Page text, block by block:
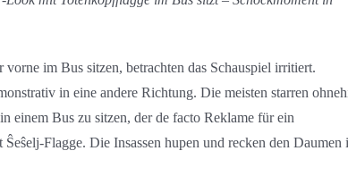
im Bus sitzen, betrachten das Schauspiel irritiert.
in eine andere Richtung. Die meisten starren
einem Bus zu sitzen, der de facto Reklame für ein
Flagge. Die Insassen hupen und recken den Daumen